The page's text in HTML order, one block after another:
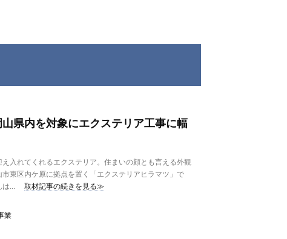
県内を対象にエクステリア工事に幅
入れてくれるエクステリア。住まいの顔とも言える外観
東区内ケ原に拠点を置く「エクステリアヒラマツ」で
...
取材記事の続きを見る≫
業